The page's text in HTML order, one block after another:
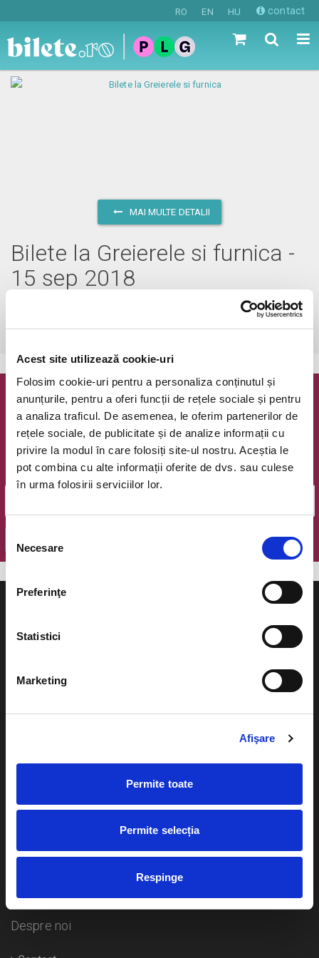
Acest site utilizează cookie-uri
Folosim cookie-uri pentru a personaliza conținutul și
anunțurile, pentru a oferi funcții de rețele sociale și pentru
a analiza traficul. De asemenea, le oferim partenerilor de
rețele sociale, de publicitate și de analize informații cu
privire la modul în care folosiți site-ul nostru. Aceștia le
pot combina cu alte informații oferite de dvs. sau culese
în urma folosirii serviciilor lor.
consimțământului
Necesare
Preferinţe
Statistici
Marketing
Afişare
Permite toate
Permite selecția
Respinge
RO EN HU contact
MAI MULTE DETALII
Bilete la Greierele si furnica -
15 sep 2018
Bucuresti, Teatrul Coquettevezi pe harta
Newsletter @ Bilete.ro
Oferte exclusive si o editie saptamanala cu cele mai noi
evenimente.
Email
Plata online sau cash
Livrare prin curier
Duplicare bilete
Concerte si
Despre noi